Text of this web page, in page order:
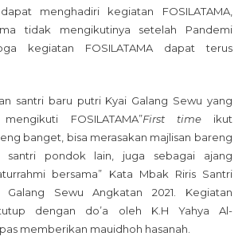
menghadiri kegiatan FOSILATAMA,
tidak mengikutinya setelah Pandemi
kegiatan FOSILATAMA dapat terus
santri baru putri Kyai Galang Sewu yang
FOSILATAMA”First timeikut
banget, bisa merasakan majlisan bareng
santri pondok lain, juga sebagai ajang
bersama” Kata Mbak Riris Santri
Sewu Angkatan 2021. Kegiatan
dengan do’a oleh K.H Yahya Al-
memberikan mauidhoh hasanah.